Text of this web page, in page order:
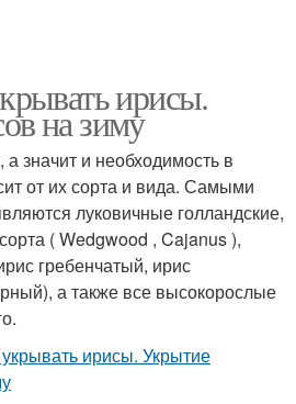
ирисы.
на зиму
значит и необходимость в
от их сорта и вида. Самыми
луковичные голландские,
( Wedgwood , Cajanus ),
гребенчатый, ирис
а также все высокорослые